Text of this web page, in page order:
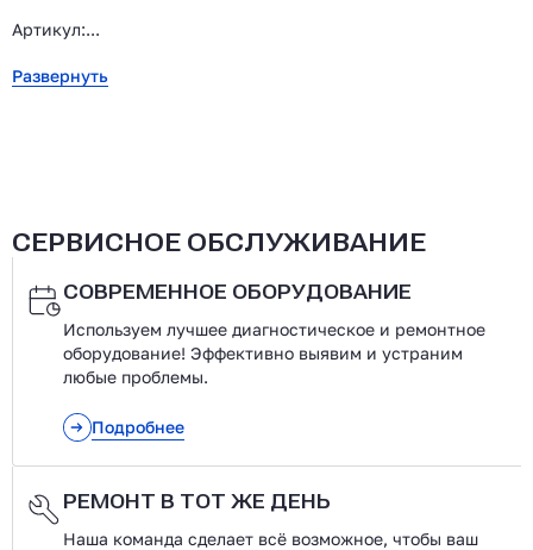
Артикул:...
Развернуть
СЕРВИСНОЕ ОБСЛУЖИВАНИЕ
СОВРЕМЕННОЕ ОБОРУДОВАНИЕ
Используем лучшее диагностическое и ремонтное
оборудование! Эффективно выявим и устраним
любые проблемы.
Подробнее
РЕМОНТ В ТОТ ЖЕ ДЕНЬ
Наша команда сделает всё возможное, чтобы ваш